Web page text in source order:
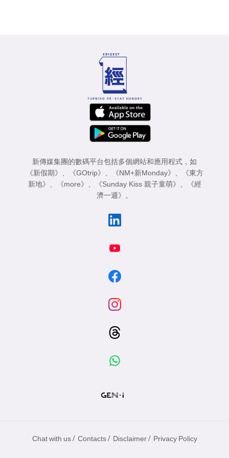
新傳媒集團的數碼平台包括多個網站和應用程式，如
《新假期》
《GOtrip》 《NM+新Monday》
《東方
新地》
《more》 《Sunday Kiss 親子童萌》
《經
濟一週》
。
Chat with us / Contacts / Disclaimer / Privacy Policy